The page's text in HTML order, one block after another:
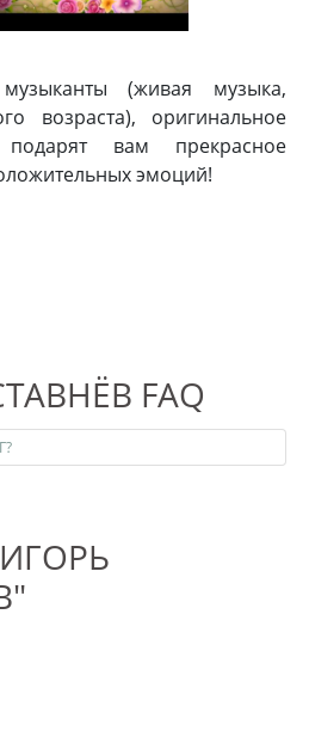
(живая музыка,
возраста), оригинальное
вам прекрасное
эмоций!
FAQ